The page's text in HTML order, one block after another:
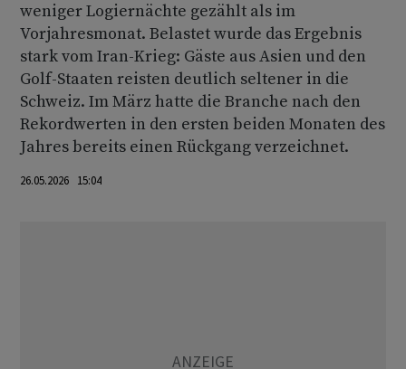
weniger Logiernächte gezählt als im
Vorjahresmonat. Belastet wurde das Ergebnis
stark vom Iran-Krieg: Gäste aus Asien und den
Golf-Staaten reisten deutlich seltener in die
Schweiz. Im März hatte die Branche nach den
Rekordwerten in den ersten beiden Monaten des
Jahres bereits einen Rückgang verzeichnet.
26.05.2026 15:04